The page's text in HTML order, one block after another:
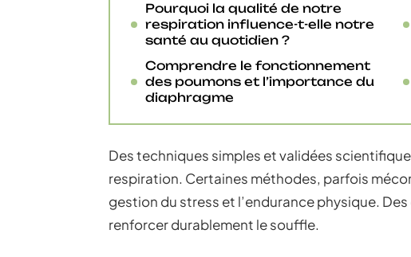
Pourquoi la qualité de notre
respiration influence-t-elle notre
santé au quotidien ?
Comprendre le fonctionnement
des poumons et l’importance du
diaphragme
Des techniques simples et validées
respiration. Certaines méthodes, parfois
gestion du stress et l’endurance physique.
renforcer durablement le souffle.